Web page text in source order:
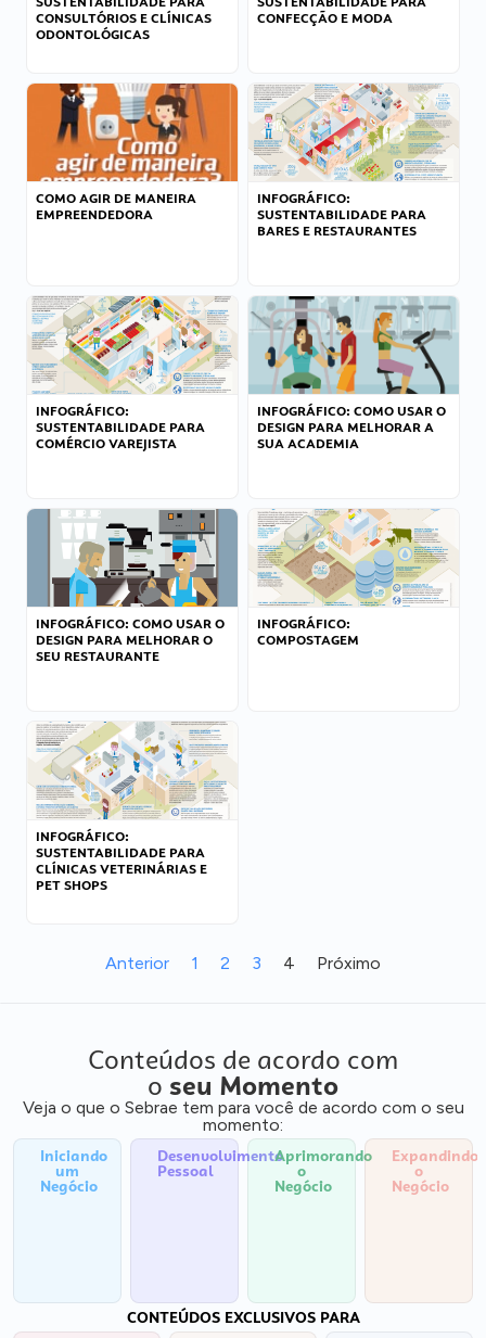
CONSULTÓRIOS E CLÍNICAS
ODONTOLÓGICAS
CONFECÇÃO E MODA
COMO AGIR DE MANEIRA
EMPREENDEDORA
INFOGRÁFICO:
SUSTENTABILIDADE PARA
BARES E RESTAURANTES
INFOGRÁFICO:
SUSTENTABILIDADE PARA
COMÉRCIO VAREJISTA
INFOGRÁFICO: COMO USAR O
DESIGN PARA MELHORAR A
SUA ACADEMIA
INFOGRÁFICO: COMO USAR O
DESIGN PARA MELHORAR O
SEU RESTAURANTE
INFOGRÁFICO:
COMPOSTAGEM
INFOGRÁFICO:
SUSTENTABILIDADE PARA
CLÍNICAS VETERINÁRIAS E
PET SHOPS
Anterior 1 2 3 4 Próximo
Conteúdos de acordo com
o seu Momento
Veja o que o Sebrae tem para você de acordo com o seu
momento:
Iniciando
um
Negócio
Desenvolvimento
Pessoal
Aprimorando
o
Negócio
Expandindo
o
Negócio
CONTEÚDOS EXCLUSIVOS PARA